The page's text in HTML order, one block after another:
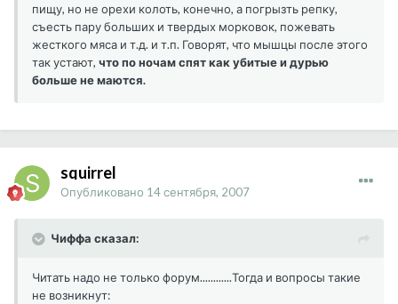
пищу, но не орехи колоть, конечно, а погрызть репку,
съесть пару больших и твердых морковок, пожевать
жесткого мяса и т.д. и т.п. Говорят, что мышцы после этого
так устают, что по ночам спят как убитые и дурью
больше не маются.
squirrel
Опубликовано 14 сентября, 2007
Чиффа сказал:
Читать надо не только форум............Тогда и вопросы такие
не возникнут: